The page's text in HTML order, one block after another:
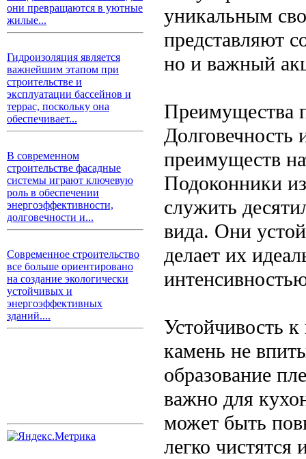
они превращаются в уютные
жилые...
Гидроизоляция является
важнейшим этапом при
строительстве и
эксплуатации бассейнов и
террас, поскольку она
обеспечивает...
В современном
строительстве фасадные
системы играют ключевую
роль в обеспечении
энергоэффективности,
долговечности и...
Современное строительство
все больше ориентировано
на создание экологически
устойчивых и
энергоэффективных
зданий....
уникальным
представляют
но и важный
Преимущества
Долговечность
преимуществ
Подоконники
служить
вида. Они
делает их
Устойчивость
камень не
образование
важно для
может быть
легко